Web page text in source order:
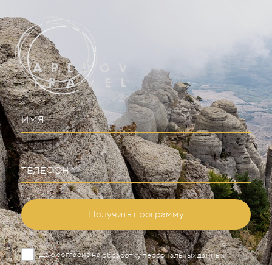
ИМЯ
ТЕЛЕФОН *
Получить программу
Даю согласие наобработку персональных данных